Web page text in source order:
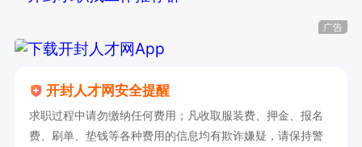
广告
开封人才网安全提醒
求职过程中请勿缴纳任何费用；凡收取服装费、押金、报名
费、刷单、垫钱等各种费用的信息均有欺诈嫌疑，请保持警